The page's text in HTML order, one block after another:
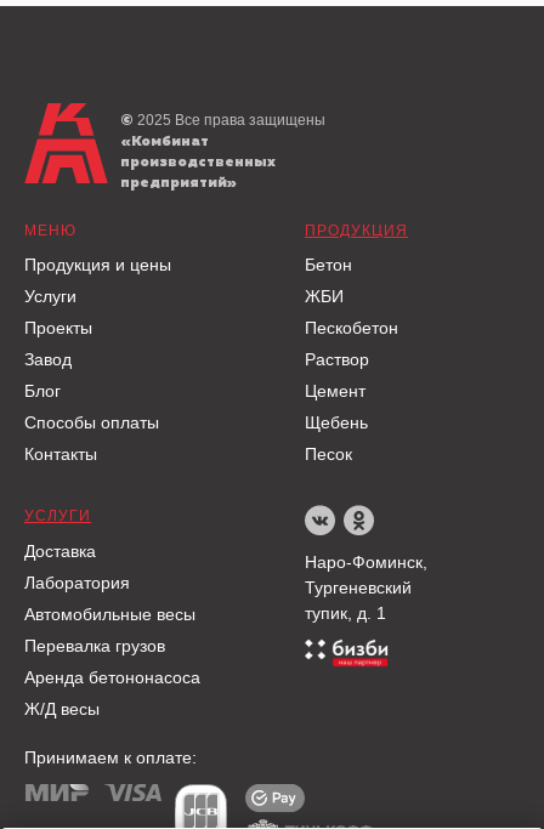
МЕНЮ
Блог
Завод
Продукция и цены
Услуги
Проекты
Контакты
Способы оплаты
Наро-Фоминск,
Тургеневский
тупик, д. 1
© 2025 Все права защищены
«Комбинат
производственных
предприятий»
УСЛУГИ
Доставка
Лаборатория
Аренда бетононасоса
Автомобильные весы
Перевалка грузов
Ж/Д весы
ПРОДУКЦИЯ
Бетон
ЖБИ
Цемент
Пескобетон
Раствор
Песок
Щебень
Принимаем к оплате: